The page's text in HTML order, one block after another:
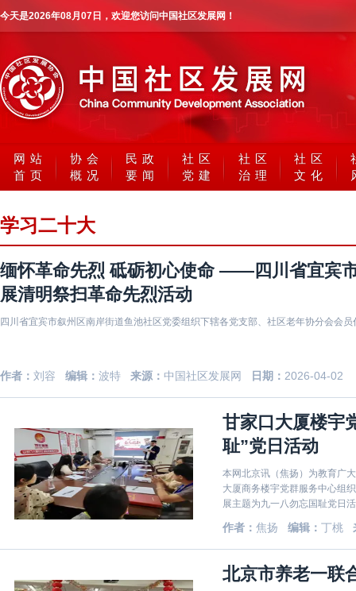
今天是2026年08月07日 ，欢迎您访问中国社区发展网！
网站
首页
协会
概况
民政
要闻
社区
党建
社区
治理
社区
文化
学习二十大
缅怀革命先烈 砥砺初心使命 ——四川省宜宾
展清明祭扫革命先烈活动
四川省宜宾市叙州区南岸街道鱼池社区党委组织下辖各党支部、社区老年协分会会
作者： 刘容 编辑： 波特 来源： 中国社区发展网 日期： 2026-04-02
甘家口大厦楼宇
耻”党日活动
本网北京讯（焦扬）为教育广
大厦商务楼宇党群服务中心组
展主题为九一八勿忘国耻党日活动。 会议室里，各支部党员齐聚一堂，现场观
党员深刻牢记勿忘国耻，肩负
作者： 焦扬 编辑： 丁桃
北京市养老一联